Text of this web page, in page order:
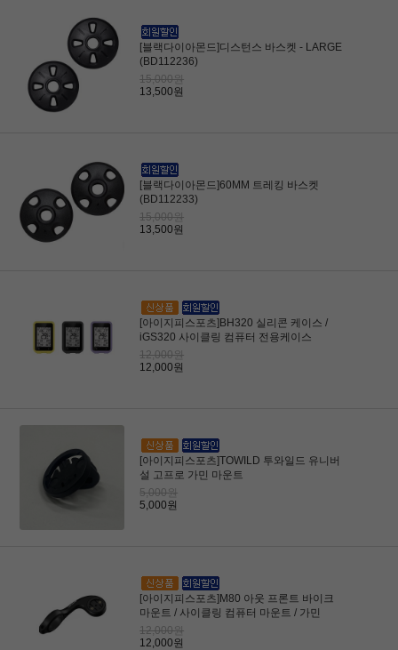
[블랙다이아몬드]디스턴스 바스켓 - LARGE
(BD112236)
15,000원
13,500원
[블랙다이아몬드]60MM 트레킹 바스켓
(BD112233)
15,000원
13,500원
[아이지피스포츠]BH320 실리콘 케이스 /
iGS320 사이클링 컴퓨터 전용케이스
12,000원
12,000원
[아이지피스포츠]TOWILD 투와일드 유니버
설 고프로 가민 마운트
5,000원
5,000원
[아이지피스포츠]M80 아웃 프론트 바이크
마운트 / 사이클링 컴퓨터 마운트 / 가민
12,000원
12,000원